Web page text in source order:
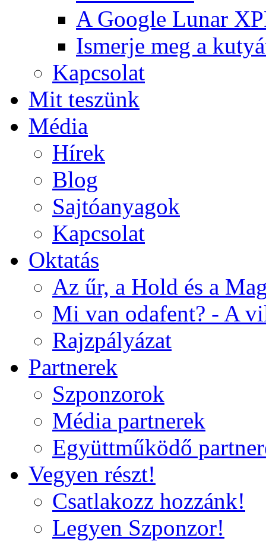
A Google Lunar
Ismerje meg a
Kapcsolat
Mit teszünk
Média
Hírek
Blog
Sajtóanyagok
Kapcsolat
Oktatás
Az űr, a Hold és a
Mi van odafent? - A
Rajzpályázat
Partnerek
Szponzorok
Média partnerek
Együttműködő
Vegyen részt!
Csatlakozz hozzánk!
Legyen Szponzor!